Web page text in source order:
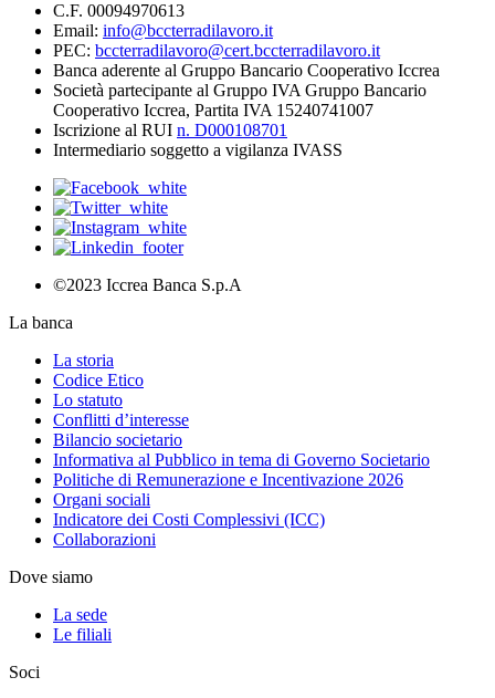
C.F. 00094970613
Email: info@bccterradilavoro.it
PEC: bccterradilavoro@cert.bccterradilavoro.it
Banca aderente al Gruppo Bancario Cooperativo Iccrea
Società partecipante al Gruppo IVA Gruppo Bancario
Cooperativo Iccrea, Partita IVA 15240741007
Iscrizione al RUI n. D000108701
Intermediario soggetto a vigilanza IVASS
©2023 Iccrea Banca S.p.A
La banca
La storia
Codice Etico
Lo statuto
Conflitti d’interesse
Bilancio societario
Informativa al Pubblico in tema di Governo Societario
Politiche di Remunerazione e Incentivazione 2026
Organi sociali
Indicatore dei Costi Complessivi (ICC)
Collaborazioni
Dove siamo
La sede
Le filiali
Soci